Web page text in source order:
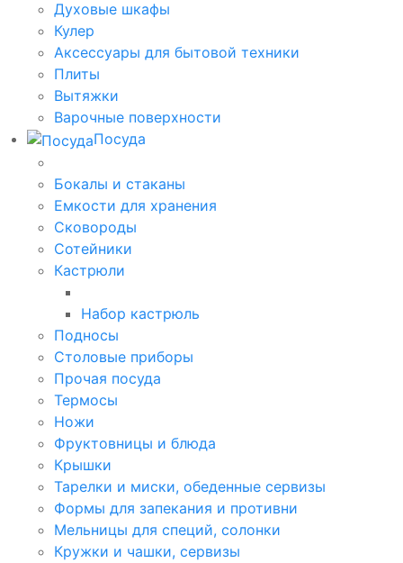
Духовые шкафы
Кулер
Аксессуары для бытовой техники
Плиты
Вытяжки
Варочные поверхности
Посуда
Бокалы и стаканы
Емкости для хранения
Сковороды
Сотейники
Кастрюли
Набор кастрюль
Подносы
Столовые приборы
Прочая посуда
Термосы
Ножи
Фруктовницы и блюда
Крышки
Тарелки и миски, обеденные сервизы
Формы для запекания и противни
Мельницы для специй, солонки
Кружки и чашки, сервизы